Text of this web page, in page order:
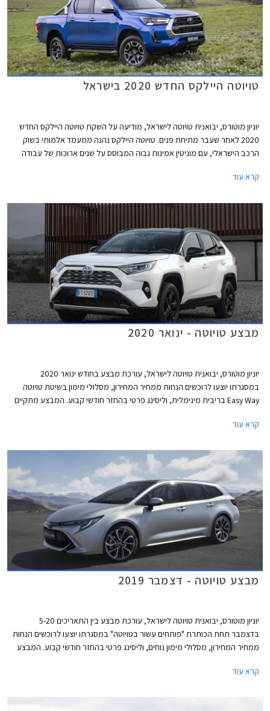
טויוטה היילקס החדש 2020 בישראל
יוניון מוטורס, יבואנית טויוטה לישראל, מודיעה על השקת טויוטה היילקס החדש
2020 לאחר שעבר מתיחת פנים. טויוטה היילקס נהנה ממעמד אלמותי בשוק
הרכב הישראלי, עם מוניטין אמינות גבוה המבוסס על שנים ארוכות של עבודה
קרא עוד
מבצע טויוטה - ינואר 2020
יוניון מוטורס, יבואנית טויוטה לישראל, עורכת מבצע בחודש ינואר 2020
במסגרתו יוצעו לרוכשים הנחות ממחיר המחירון, מסלולי מימון בשיטת טויוטה
Easy Way בריבית מינימלית, וליסינג פרטי בהחזר חודשי קבוע. המבצע מתקיים
בין השעות 8:00-15:00.
קרא עוד
מבצע טויוטה - דצמבר 2019
יוניון מוטורס, יבואנית טויוטה לישראל, עורכת מבצע בין התאריכים 5-20
בדצמבר תחת הכותרת "פותחים עשור בטויוטה" במסגרתו יוצעו לרוכשים הנחות
ממחיר המחירון, מסלולי מימון נוחים, וליסינג פרטי בהחזר חודשי קבוע. המבצע
20:00 ובימי ו' בין השעות 8:00-15:00.
קרא עוד